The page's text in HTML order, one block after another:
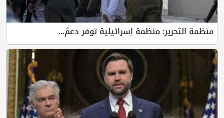
منظمة التحرير: منظمة إسرائيلية توفر دعمً...